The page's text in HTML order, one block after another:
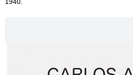
1940.